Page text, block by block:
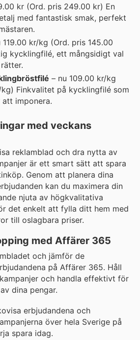
kr (Ord. pris 249.00 kr) En
med fantastisk smak, perfekt
119.00 kr/kg (Ord. pris 145.00
kycklingfilé, ett mångsidigt val
– nu 109.00 kr/kg
kg) Finkvalitet på kycklingfilé som
imponera.
med veckans
reklamblad och dra nytta av
är ett smart sätt att spara
Genom att planera dina
kan du maximera din
njuta av högkvalitativa
det enkelt att fylla ditt hem med
till oslagbara priser.
med Affärer 365
och jämför de
på Affärer 365. Håll
och handla effektivt för
dina pengar.
erbjudandena och
över hela Sverige på
spara idag.